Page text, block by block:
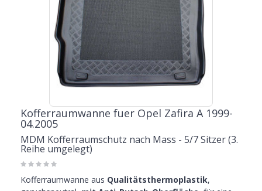
Kofferraumwanne fuer Opel Zafira A 1999-
04.2005
MDM Kofferraumschutz nach Mass - 5/7 Sitzer (3.
Reihe umgelegt)
Kofferraumwanne aus Qualitätsthermoplastik,